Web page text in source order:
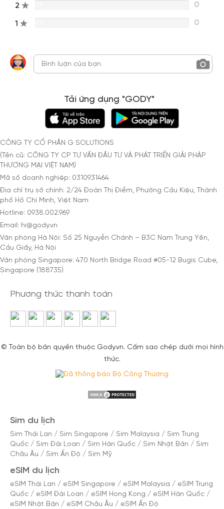
2 0
1 0
Tải ứng dụng "GODY"
CÔNG TY CỔ PHẦN G SOLUTIONS
(Tên cũ: CÔNG TY CP TƯ VẤN ĐẦU TƯ VÀ PHÁT TRIỂN GIẢI PHÁP
THƯƠNG MẠI VIỆT NAM)
Mã số doanh nghiệp: 0310931464
Địa chỉ trụ sở chính: 2/24 Đoàn Thị Điểm, Phường Cầu Kiệu, Thành
phố Hồ Chí Minh, Việt Nam
Hotline: 0938.002.969
Email: hi@gody.vn
Văn phòng Hà Nội: Số 25 Nguyễn Chánh – B3C Nam Trung Yên,
Cầu Giấy, Hà Nội
Văn phòng Singapore: 470 North Bridge Road #05-12 Bugis Cube,
Singapore (188735)
Phương thức thanh toán
© Toàn bộ bản quyền thuộc Gody.vn. Cấm sao chép dưới mọi hình
thức.
Sim du lịch
Sim Thái Lan / Sim Singapore / Sim Malaysia / Sim Trung
Quốc / Sim Đài Loan / Sim Hàn Quốc / Sim Nhật Bản / Sim
Châu Âu / Sim Ấn Độ / Sim Mỹ
eSIM du lịch
eSIM Thái Lan / eSIM Singapore / eSIM Malaysia / eSIM Trung
Quốc / eSIM Đài Loan / eSIM Hong Kong / eSIM Hàn Quốc /
eSIM Nhật Bản / eSIM Châu Âu / eSIM Ấn Độ